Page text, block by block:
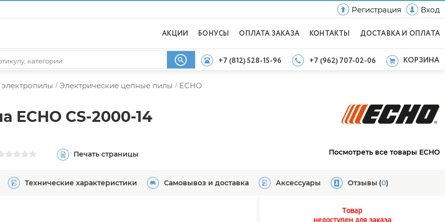
Регистрация Вход
АКЦИИ БОНУСЫ ОПЛАТА ЗАКАЗА КОНТАКТЫ ДОСТАВКА И ОПЛАТА
+7 (812) 528-15-96 +7 (962) 707-02-06 КОРЗИНА
/ Электрические цепные пилы / ECHO
ECHO CS-2000-14
Печать страницы Посмотреть все товары ECHO
Технические характеристики Самовывоз и доставка Аксессуары Отзывы (0)
Товар
недоступен для заказа